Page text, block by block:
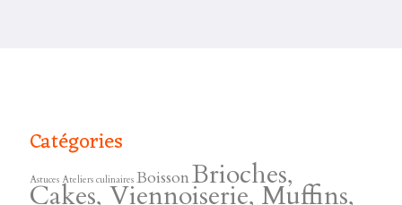
Catégories
Astuces Ateliers culinaires BoissonBrioches,
Cakes, Viennoiserie, Muffins,